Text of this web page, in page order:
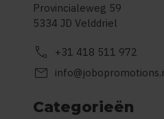
Provincialeweg 59
5334 JD Velddriel
call +31 418 511 972
mail
Categorieën